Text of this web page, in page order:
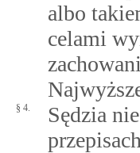
albo
celami
§ 4.
Sędzia